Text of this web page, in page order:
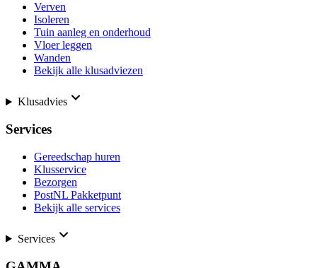
Verven
Isoleren
Tuin aanleg en onderhoud
Vloer leggen
Wanden
Bekijk alle klusadviezen
Klusadvies
Services
Gereedschap huren
Klusservice
Bezorgen
PostNL Pakketpunt
Bekijk alle services
Services